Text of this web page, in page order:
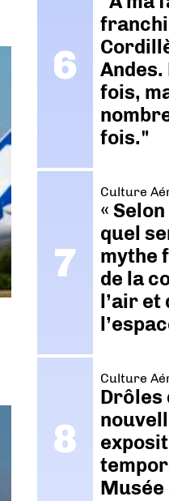
Andes.
fois,
fois."
Culture
«
quel
mythe
de la
l’air et
Culture
Drôles